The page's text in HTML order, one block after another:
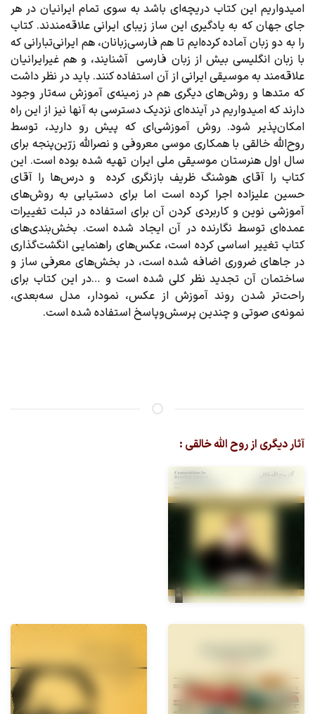
امیدواریم این کتاب دریچه‌ای باشد به سوی تمام ایرانیان در هر
جای جهان که به یادگیری این ساز زیبای ایرانی علاقه‌مندند. کتاب
را به دو زبان آماده کرده‌ایم تا هم فارسی‌زبانان، هم ایرانی‌تبارانی که
با زبان انگلیسی بیش از زبان فارسی آشنایند، و هم غیرایرانیان
علاقه‌مند به موسیقی ایرانی از آن استفاده کنند. باید در نظر داشت
که متدها و روش‌های دیگری هم در زمینه‌ی آموزش سه‌تار وجود
دارند که امیدواریم در آینده‌ای نزدیک دسترسی به آنها نیز از این راه
امکان‌پذیر شود. روش آموزشی‌ای که پیش رو دارید، توسط
روح‌اللّه خالقی با همکاری موسی معروفی و نصراللّه زرّین‌پنجه برای
سال اول هنرستان موسیقی ملی ایران تهیه شده بوده‌ است. این
کتاب را آقای هوشنگ ظریف بازنگری کرده و درس‌ها را آقای
حسین علیزاده اجرا کرده‌ است اما برای دستیابی به روش‌های
آموزشی نوین و کاربردی کردن آن برای استفاده در تبلت تغییرات
عمده‌ای توسط نگارنده در آن ایجاد شده است. بخش‌بندی‌های
کتاب تغییر اساسی کرده‌ است، عکس‌های راهنمایی انگشت‌گذاری
در جاهای ضروری اضافه شده است، در بخش‌های معرفی ساز و
ساختمان آن تجدید نظر کلی شده است و …در این کتاب برای
راحت‌تر شدن روند آموزش از عکس، نمودار، مدل سه‌بعدی،
نمونه‌ی صوتی و چندین پرسش‌وپاسخ استفاده شده‌ است.
آثار دیگری از روح الله خالقی :